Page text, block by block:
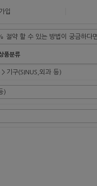
입
품분류
기구(SINUS,외과 등)